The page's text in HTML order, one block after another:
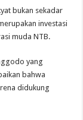
bukan sekadar
investasi
muda NTB.
yang
bahwa
didukung